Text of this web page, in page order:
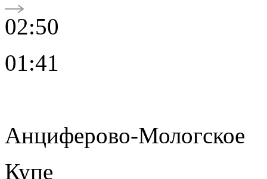
02:50
01:41
Анциферово-Мологское
Купе